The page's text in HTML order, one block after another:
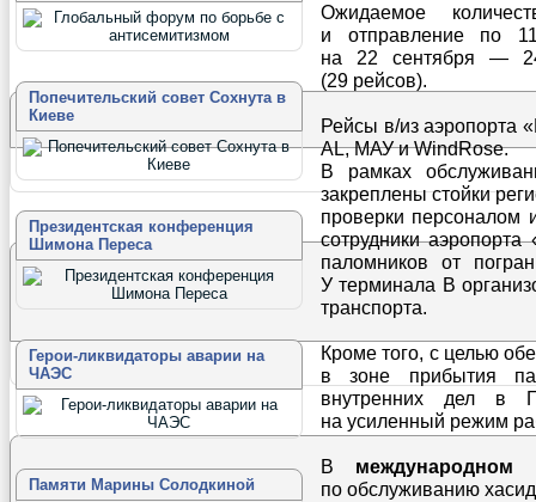
Ожидаемое
и отправление по
на 22 сентября —
(29 рейсов).
Рейсы в/из аэропорта
AL, МАУ и WindRose.
В рамках
закреплены стойки
проверки персоналом
сотрудники
паломников от
У терминала В
транспорта.
Кроме того, с целью
в зоне прибытия
внутренних дел в
на усиленный режим
В международном
по обслуживанию
Попечительский совет Сохнута в
Киеве
Президентская конференция
Шимона Переса
Герои-ликвидаторы аварии на
ЧАЭС
Памяти Марины Солодкиной